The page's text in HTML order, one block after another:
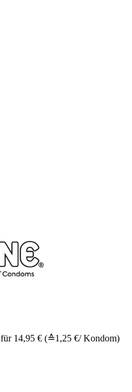
für 14,95 € (≙1,25 €/ Kondom)